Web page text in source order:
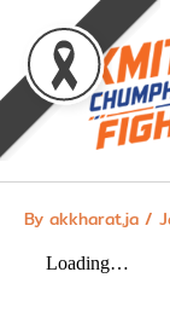
content
By akkharat.ja /